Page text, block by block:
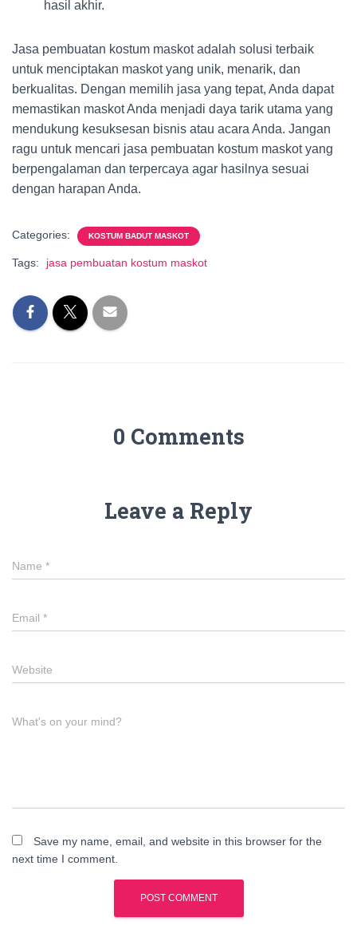
hasil akhir.
Jasa pembuatan kostum maskot adalah solusi terbaik
untuk menciptakan maskot yang unik, menarik, dan
berkualitas. Dengan memilih jasa yang tepat, Anda dapat
memastikan maskot Anda menjadi daya tarik utama yang
mendukung kesuksesan bisnis atau acara Anda. Jangan
ragu untuk mencari jasa pembuatan kostum maskot yang
berpengalaman dan terpercaya agar hasilnya sesuai
dengan harapan Anda.
Categories: KOSTUM BADUT MASKOT
Tags: jasa pembuatan kostum maskot
0 Comments
Leave a Reply
Name *
Email *
Website
What's on your mind?
Save my name, email, and website in this browser for the
next time I comment.